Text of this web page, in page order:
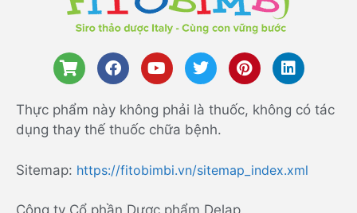
Thực phẩm này không phải là thuốc, không có tác
dụng thay thế thuốc chữa bệnh.
Sitemap: https://fitobimbi.vn/sitemap_index.xml